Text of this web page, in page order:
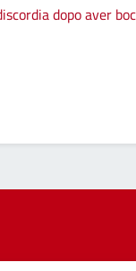
dopo aver